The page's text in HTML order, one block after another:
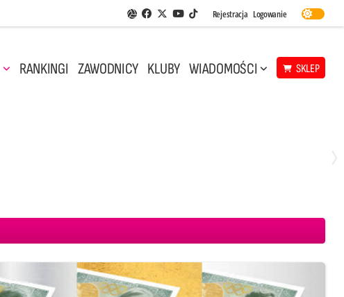
Aplikacja Siatkarskie Ligi
Facebook
Twitter
Youtube
TikTok
Rejestracja Logowanie
RANKINGI ZAWODNICY KLUBY WIADOMOŚCI SKLEP